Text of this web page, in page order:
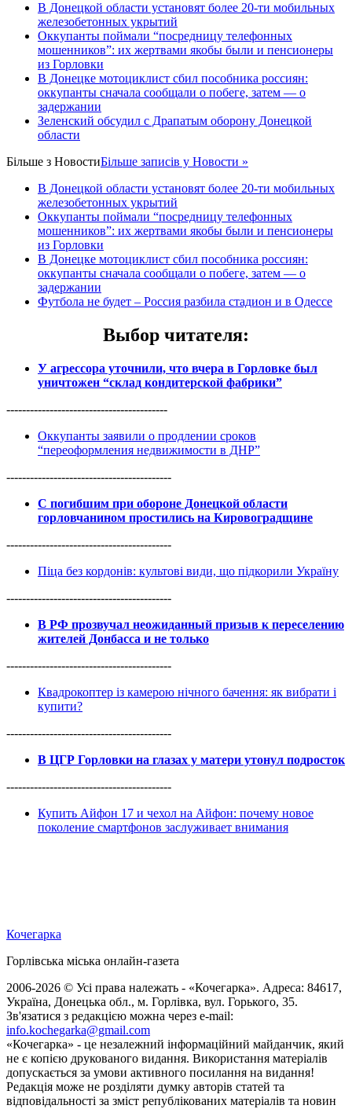
В Донецкой области установят более 20-ти мобильных
железобетонных укрытий
Оккупанты поймали “посредницу телефонных
мошенников”: их жертвами якобы были и пенсионеры
из Горловки
В Донецке мотоциклист сбил пособника россиян:
оккупанты сначала сообщали о побеге, затем — о
задержании
Зеленский обсудил с Драпатым оборону Донецкой
области
Більше з НовостиБільше записів у Новости »
В Донецкой области установят более 20-ти мобильных
железобетонных укрытий
Оккупанты поймали “посредницу телефонных
мошенников”: их жертвами якобы были и пенсионеры
из Горловки
В Донецке мотоциклист сбил пособника россиян:
оккупанты сначала сообщали о побеге, затем — о
задержании
Футбола не будет – Россия разбила стадион и в Одессе
Выбор читателя:
У агрессора уточнили, что вчера в Горловке был
уничтожен “склад кондитерской фабрики”
-----------------------------------------
Оккупанты заявили о продлении сроков
“переоформления недвижимости в ДНР”
------------------------------------------
С погибшим при обороне Донецкой области
горловчанином простились на Кировоградщине
------------------------------------------
Піца без кордонів: культові види, що підкорили Україну
------------------------------------------
В РФ прозвучал неожиданный призыв к переселению
жителей Донбасса и не только
------------------------------------------
Квадрокоптер із камерою нічного бачення: як вибрати і
купити?
------------------------------------------
В ЦГР Горловки на глазах у матери утонул подросток
------------------------------------------
Купить Айфон 17 и чехол на Айфон: почему новое
поколение смартфонов заслуживает внимания
Кочегарка
Горлівська міська онлайн-газета
2006-2026 © Усі права належать - «Кочегарка». Адреса: 84617,
Україна, Донецька обл., м. Горлівка, вул. Горького, 35.
Зв'язатися з редакцією можна через e-mail:
info.kochegarka@gmail.com
«Кочегарка» - це незалежний інформаційний майданчик, який
не є копією друкованого видання. Використання матеріалів
допускається за умови активного посилання на видання!
Редакція може не розділяти думку авторів статей та
відповідальності за зміст републікованих матеріалів та новин